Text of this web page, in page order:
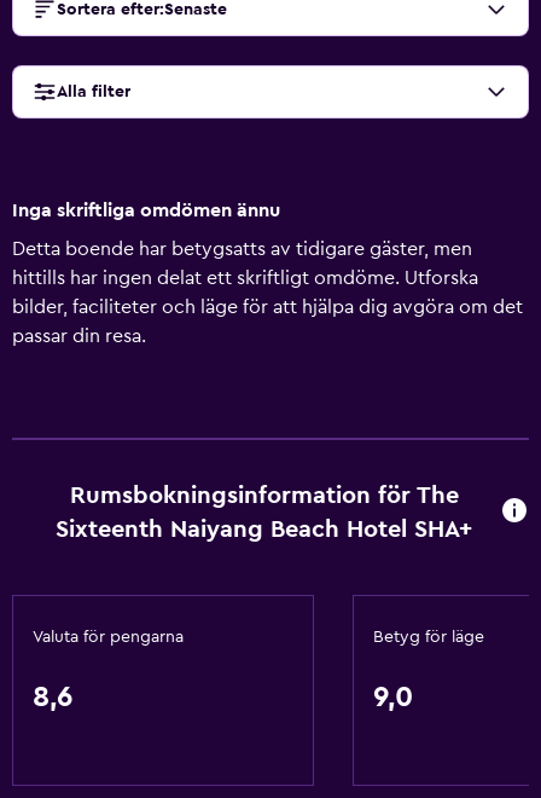
Sortera efter:Senaste
Alla filter
Inga skriftliga omdömen ännu
Detta boende har betygsatts av tidigare gäster, men
hittills har ingen delat ett skriftligt omdöme. Utforska
bilder, faciliteter och läge för att hjälpa dig avgöra om det
passar din resa.
Rumsbokningsinformation för The
Sixteenth Naiyang Beach Hotel SHA+
Valuta för pengarna
8,6
Betyg för läge
9,0